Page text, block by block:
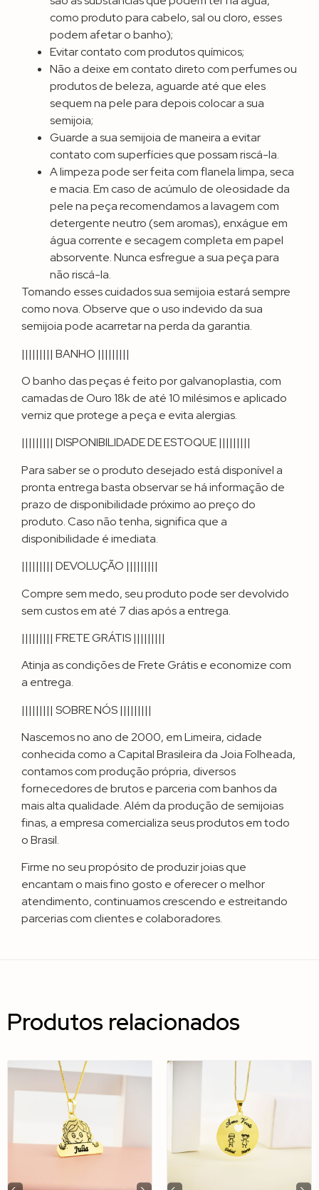
como produto para cabelo, sal ou cloro, esses
podem afetar o banho);
Evitar contato com produtos químicos;
Não a deixe em contato direto com perfumes ou
produtos de beleza, aguarde até que eles
sequem na pele para depois colocar a sua
semijoia;
Guarde a sua semijoia de maneira a evitar
contato com superfícies que possam riscá-la.
A limpeza pode ser feita com flanela limpa, seca
e macia. Em caso de acúmulo de oleosidade da
pele na peça recomendamos a lavagem com
detergente neutro (sem aromas), enxágue em
água corrente e secagem completa em papel
absorvente. Nunca esfregue a sua peça para
não riscá-la.
Tomando esses cuidados sua semijoia estará sempre
como nova. Observe que o uso indevido da sua
semijoia pode acarretar na perda da garantia.
||||||||| BANHO |||||||||
O banho das peças é feito por galvanoplastia, com
camadas de Ouro 18k de até 10 milésimos e aplicado
verniz que protege a peça e evita alergias.
||||||||| DISPONIBILIDADE DE ESTOQUE |||||||||
Para saber se o produto desejado está disponível a
pronta entrega basta observar se há informação de
prazo de disponibilidade próximo ao preço do
produto. Caso não tenha, significa que a
disponibilidade é imediata.
||||||||| DEVOLUÇÃO |||||||||
Compre sem medo, seu produto pode ser devolvido
sem custos em até 7 dias após a entrega.
||||||||| FRETE GRÁTIS |||||||||
Atinja as condições de Frete Grátis e economize com
a entrega.
||||||||| SOBRE NÓS |||||||||
Nascemos no ano de 2000, em Limeira, cidade
conhecida como a Capital Brasileira da Joia Folheada,
contamos com produção própria, diversos
fornecedores de brutos e parceria com banhos da
mais alta qualidade. Além da produção de semijoias
finas, a empresa comercializa seus produtos em todo
o Brasil.
Firme no seu propósito de produzir joias que
encantam o mais fino gosto e oferecer o melhor
atendimento, continuamos crescendo e estreitando
parcerias com clientes e colaboradores.
Produtos relacionados